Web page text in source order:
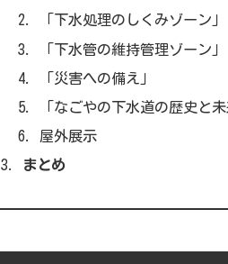
「下水処理のしくみゾーン」
「下水管の維持管理ゾーン」
「災害への備え」
「なごやの下水道の歴史と未
屋外展示
まとめ